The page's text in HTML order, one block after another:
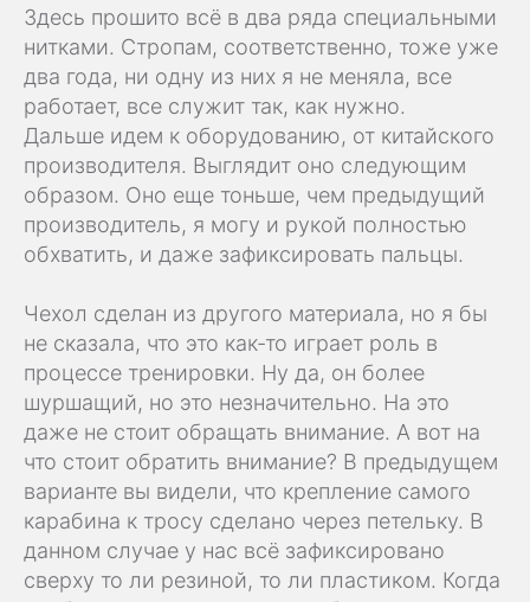
Здесь прошито всё в два ряда специальными
нитками. Стропам, соответственно, тоже уже
два года, ни одну из них я не меняла, все
работает, все служит так, как нужно.
Дальше идем к оборудованию, от китайского
производителя. Выглядит оно следующим
образом. Оно еще тоньше, чем предыдущий
производитель, я могу и рукой полностью
обхватить, и даже зафиксировать пальцы.
Чехол сделан из другого материала, но я бы
не сказала, что это как-то играет роль в
процессе тренировки. Ну да, он более
шуршащий, но это незначительно. На это
даже не стоит обращать внимание. А вот на
что стоит обратить внимание? В предыдущем
варианте вы видели, что крепление самого
карабина к тросу сделано через петельку. В
данном случае у нас всё зафиксировано
сверху то ли резиной, то ли пластиком. Когда